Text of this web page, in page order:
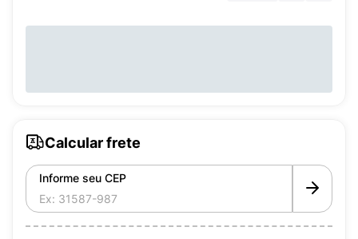
Calcular frete
Informe seu CEP